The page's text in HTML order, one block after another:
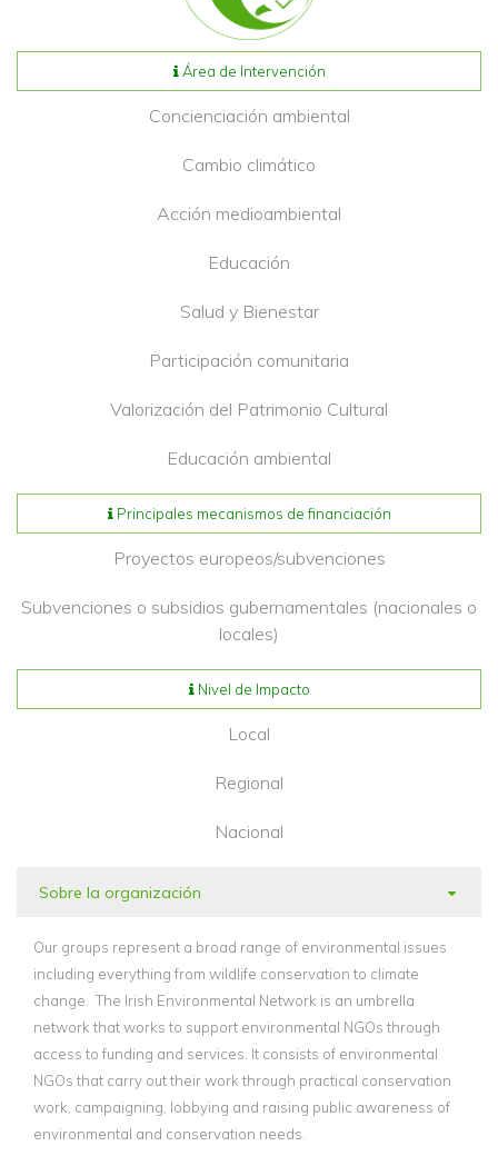
Área de Intervención
Concienciación ambiental
Cambio climático
Acción medioambiental
Educación
Salud y Bienestar
Participación comunitaria
Valorización del Patrimonio Cultural
Educación ambiental
Principales mecanismos de financiación
Proyectos europeos/subvenciones
Subvenciones o subsidios gubernamentales (nacionales o
locales)
Nivel de Impacto
Local
Regional
Nacional
Sobre la organización
Our groups represent a broad range of environmental issues
including everything from wildlife conservation to climate
change. The Irish Environmental Network is an umbrella
network that works to support environmental NGOs through
access to funding and services. It consists of environmental
NGOs that carry out their work through practical conservation
work, campaigning, lobbying and raising public awareness of
environmental and conservation needs.